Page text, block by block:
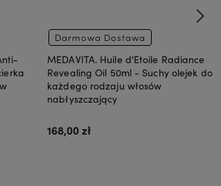
Darmowa Dostawa
MEDAVITA. Huile d'Etoile Radiance
Revealing Oil 50ml - Suchy olejek do
każdego rodzaju włosów
nabłyszczający
168,00 zł